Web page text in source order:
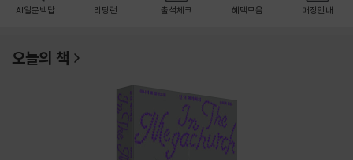
AI일문백답 리딩런 출석체크 혜택모음 매장안내
오늘의 책